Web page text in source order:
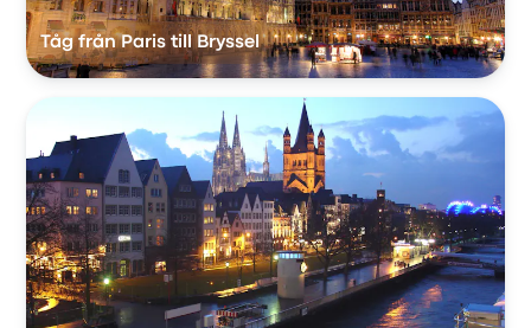
Tåg från Paris till Bryssel